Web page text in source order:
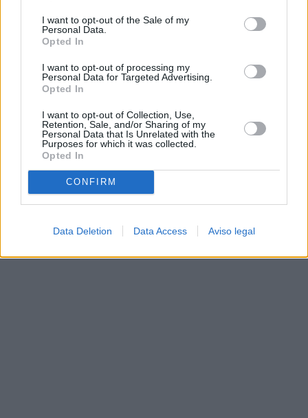
cualquier momento entrando de nuevo en este sitio web o
visitando nuestra política de privacidad.
I want to opt-out of the Sale of my
Personal Data.
Opted In
I want to opt-out of processing my
Personal Data for Targeted Advertising.
Opted In
I want to opt-out of Collection, Use,
Retention, Sale, and/or Sharing of my
Personal Data that Is Unrelated with the
Purposes for which it was collected.
Opted In
CONFIRM
Data Deletion Data Access Aviso legal